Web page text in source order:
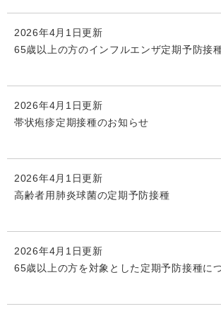
2026年4月1日更新
65歳以上の方のインフルエンザ定期予防接
2026年4月1日更新
帯状疱疹定期接種のお知らせ
2026年4月1日更新
高齢者用肺炎球菌の定期予防接種
2026年4月1日更新
65歳以上の方を対象とした定期予防接種に